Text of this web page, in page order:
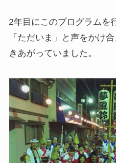
2年目にこのプログラムを
「ただいま」と声をかけ
きあがっていました。